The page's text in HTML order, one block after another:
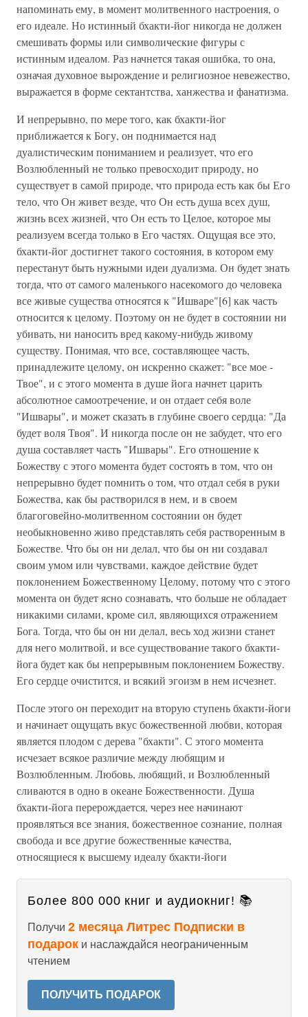
напоминать ему, в момент молитвенного настроения, о
его идеале. Но истинный бхакти-йог никогда не должен
смешивать формы или символические фигуры с
истинным идеалом. Раз начнется такая ошибка, то она,
означая духовное вырождение и религиозное невежество,
выражается в форме сектантства, ханжества и фанатизма.
И непрерывно, по мере того, как бхакти-йог
приближается к Богу, он поднимается над
дуалистическим пониманием и реализует, что его
Возлюбленный не только превосходит природу, но
существует в самой природе, что природа есть как бы Его
тело, что Он живет везде, что Он есть душа всех душ,
жизнь всех жизней, что Он есть то Целое, которое мы
реализуем всегда только в Его частях. Ощущая все это,
бхакти-йог достигнет такого состояния, в котором ему
перестанут быть нужными идеи дуализма. Он будет знать
тогда, что от самого маленького насекомого до человека
все живые существа относятся к "Ишваре"[6] как часть
относится к целому. Поэтому он не будет в состоянии ни
убивать, ни наносить вред какому-нибудь живому
существу. Понимая, что все, составляющее часть,
принадлежите целому, он искренно скажет: "все мое -
Твое", и с этого момента в душе йога начнет царить
абсолютное самоотречение, и он отдает себя воле
"Ишвары", и может сказать в глубине своего сердца: "Да
будет воля Твоя". И никогда после он не забудет, что его
душа составляет часть "Ишвары". Его отношение к
Божеству с этого момента будет состоять в том, что он
непрерывно будет помнить о том, что отдал себя в руки
Божества, как бы растворился в нем, и в своем
благоговейно-молитвенном состоянии он будет
необыкновенно живо представлять себя растворенным в
Божестве. Что бы он ни делал, что бы он ни создавал
своим умом или чувствами, каждое действие будет
поклонением Божественному Целому, потому что с этого
момента он будет ясно сознавать, что больше не обладает
никакими силами, кроме сил, являющихся отражением
Бога. Тогда, что бы он ни делал, весь ход жизни станет
для него молитвой, и все существование такого бхакти-
йога будет как бы непрерывным поклонением Божеству.
Его сердце очистится, и всякий эгоизм в нем исчезнет.
После этого он переходит на вторую ступень бхакти-йоги
и начинает ощущать вкус божественной любви, которая
является плодом с дерева "бхакти". С этого момента
исчезает всякое различие между любящим и
Возлюбленным. Любовь, любящий, и Возлюбленный
сливаются в одно в океане Божественности. Душа
бхакти-йога перерождается, через нее начинают
проявляться все знания, божественное сознание, полная
свобода и все другие божественные качества,
относящиеся к высшему идеалу бхакти-йоги
Более 800 000 книг и аудиокниг! 📚
Получи 2 месяца Литрес Подписки в
подарок и наслаждайся неограниченным
чтением
ПОЛУЧИТЬ ПОДАРОК